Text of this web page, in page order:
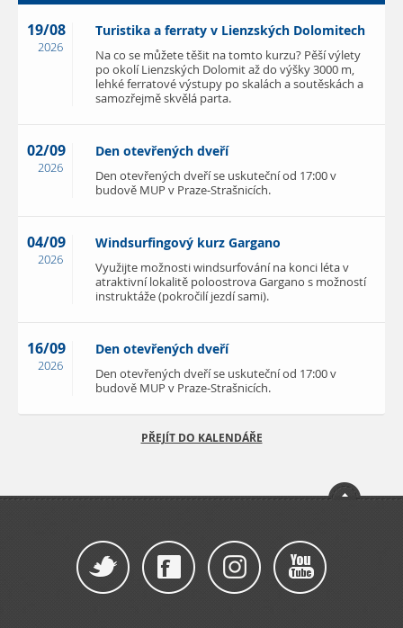
19/08
2026
Turistika a ferraty v Lienzských Dolomitech
Na co se můžete těšit na tomto kurzu? Pěší výlety
po okolí Lienzských Dolomit až do výšky 3000 m,
lehké ferratové výstupy po skalách a soutěskách a
samozřejmě skvělá parta.
02/09
2026
Den otevřených dveří
Den otevřených dveří se uskuteční od 17:00 v
budově MUP v Praze-Strašnicích.
04/09
2026
Windsurfingový kurz Gargano
Využijte možnosti windsurfování na konci léta v
atraktivní lokalitě poloostrova Gargano s možností
instruktáže (pokročilí jezdí sami).
16/09
2026
Den otevřených dveří
Den otevřených dveří se uskuteční od 17:00 v
budově MUP v Praze-Strašnicích.
PŘEJÍT DO KALENDÁŘE